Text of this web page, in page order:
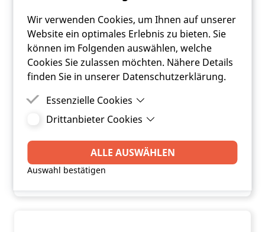
Wir verwenden Cookies, um Ihnen auf unserer
Website ein optimales Erlebnis zu bieten. Sie
können im Folgenden auswählen, welche
Cookies Sie zulassen möchten. Nähere Details
finden Sie in unserer Datenschutzerklärung.
Essenzielle Cookies
Essenzielle Cookies sind Cookies, welche für die
benötigt werden.
Drittanbieter Cookies
Drittanbieter Cookies sind Cookies, die
Drittanbieter-Software setzt, um Funktionen wie
Google Maps zu ermöglichen.
ALLE AUSWÄHLEN
Auswahl bestätigen
von Gemeinden
ARTIKEL LESEN